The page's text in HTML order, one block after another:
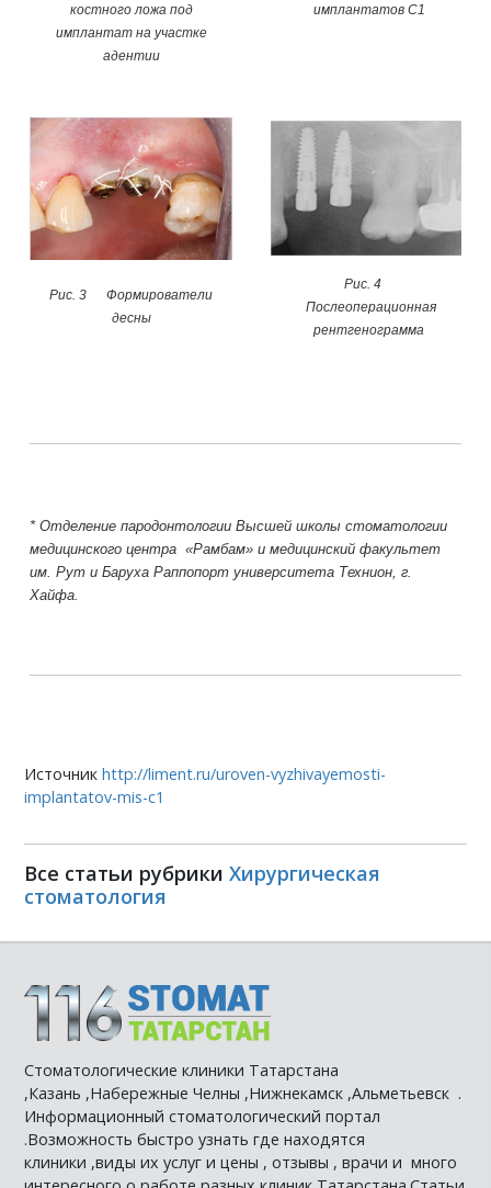
костного ложа под
имплантат на участке
адентии
имплантатов С1
Рис. 3 Формирователи
десны
Рис. 4
Послеоперационная
рентгенограмма
* Отделение пародонтологии Высшей школы стоматологии
медицинского центра «Рамбам» и медицинский факультет
им. Рут и Баруха Раппопорт университета Технион, г.
Хайфа.
Источник http://liment.ru/uroven-vyzhivayemosti-
implantatov-mis-c1
Все статьи рубрики Хирургическая
стоматология
Стоматологические клиники Татарстана
,Казань ,Набережные Челны ,Нижнекамск ,Альметьевск .
Информационный стоматологический портал
.Возможность быстро узнать где находятся
клиники ,виды их услуг и цены , отзывы , врачи и много